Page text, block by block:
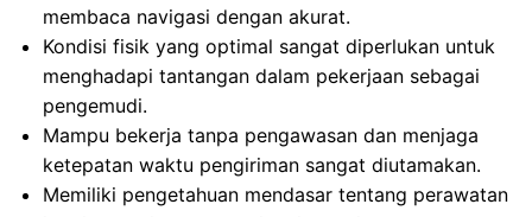
membaca navigasi dengan akurat.
Kondisi fisik yang optimal sangat diperlukan untuk
menghadapi tantangan dalam pekerjaan sebagai
pengemudi.
Mampu bekerja tanpa pengawasan dan menjaga
ketepatan waktu pengiriman sangat diutamakan.
Memiliki pengetahuan mendasar tentang perawatan